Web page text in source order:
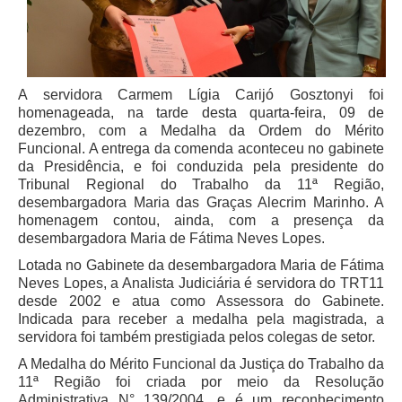
Juízes Substitutos
Diretores
Comitês
Comitê Gestor Regional do PJe
Comitê Gestor Regional do e-Gestão e de Tabelas
Processuais Unificadas
Comitê do Datajud
Comissão Regional de Pesquisa Judiciária e Ciência de
Dados
Comitê de Priorização do Primeiro Grau
Comissão de Uniformização de Jurisprudência
Comitê de Gestão de Pessoas
Comissão de Vitaliciamento
Comitê de Atenção Integral à Saúde de Magistrados e
A servidora Carmem Lígia Carijó Gosztonyi foi
homenageada, na tarde desta quarta-feira, 09 de
dezembro, com a Medalha da Ordem do Mérito
Funcional. A entrega da comenda aconteceu no gabinete
da Presidência, e foi conduzida pela presidente do
Tribunal Regional do Trabalho da 11ª Região,
desembargadora Maria das Graças Alecrim Marinho. A
homenagem contou, ainda, com a presença da
desembargadora Maria de Fátima Neves Lopes.
Lotada no Gabinete da desembargadora Maria de Fátima
Neves Lopes, a Analista Judiciária é servidora do TRT11
desde 2002 e atua como Assessora do Gabinete.
Indicada para receber a medalha pela magistrada, a
servidora foi também prestigiada pelos colegas de setor.
A Medalha do Mérito Funcional da Justiça do Trabalho da
11ª Região foi criada por meio da Resolução